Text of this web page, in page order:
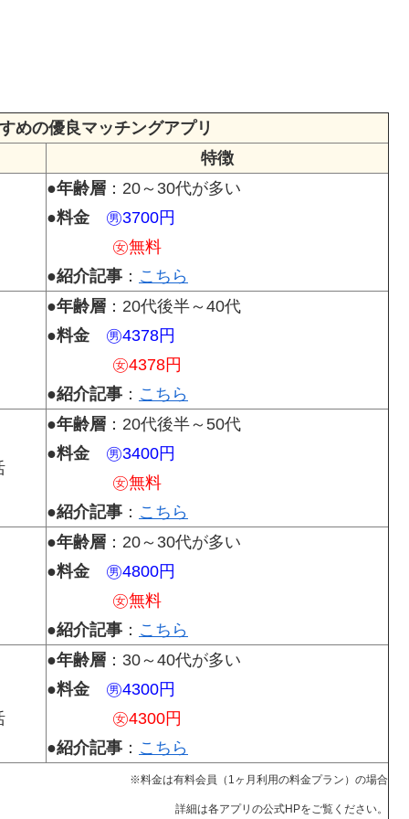
めの優良マッチングアプリ
特徴
●年齢層 ：20～30代が多い
●料金
㊚3700円
㊛無料
●紹介記事 ： こちら
●年齢層 ：20代後半～40代
●料金
㊚4378円
㊛4378円
●紹介記事 ： こちら
●年齢層 ：20代後半～50代
●料金
㊚3400円
㊛無料
●紹介記事 ： こちら
●年齢層 ：20～30代が多い
●料金
㊚4800円
㊛無料
●紹介記事 ： こちら
●年齢層 ：30～40代が多い
●料金
㊚4300円
㊛4300円
●紹介記事 ： こちら
※料金は有料会員（1ヶ月利用の料金プラン）の場合
詳細は各アプリの公式HPをご覧ください。